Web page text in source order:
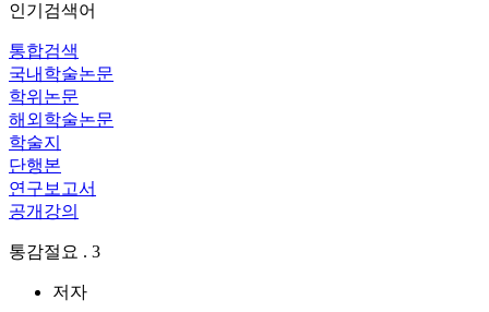
인기검색어
통합검색
국내학술논문
학위논문
해외학술논문
학술지
단행본
연구보고서
공개강의
통감절요 . 3
저자